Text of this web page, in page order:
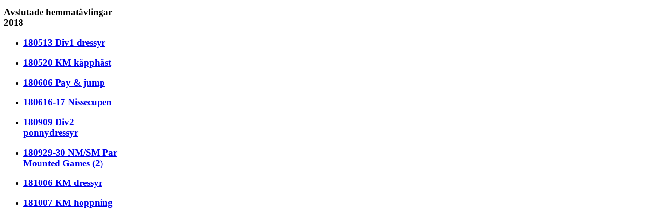
Avslutade hemmatävlingar
2018
180513 Div1 dressyr
180520 KM käpphäst
180606 Pay & jump
180616-17 Nissecupen
180909 Div2
ponnydressyr
180929-30 NM/SM Par
Mounted Games (2)
181006 KM dressyr
181007 KM hoppning